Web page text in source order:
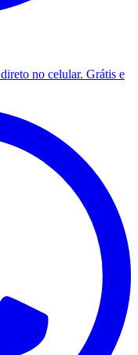
direto no celular. Grátis e